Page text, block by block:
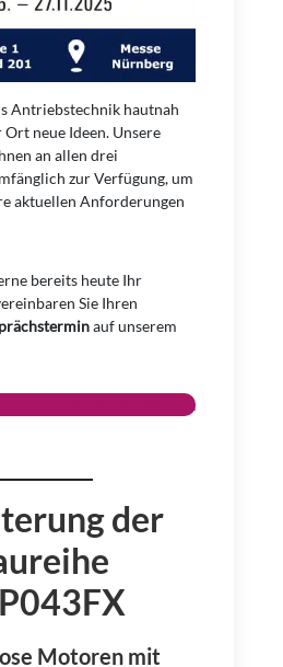
Antriebstechnik hautnah
neue Ideen. Unsere
an allen drei
zur Verfügung, um
aktuellen Anforderungen
bereits heute Ihr
Sie Ihren
auf unserem
vereinbaren
der
Motoren mit